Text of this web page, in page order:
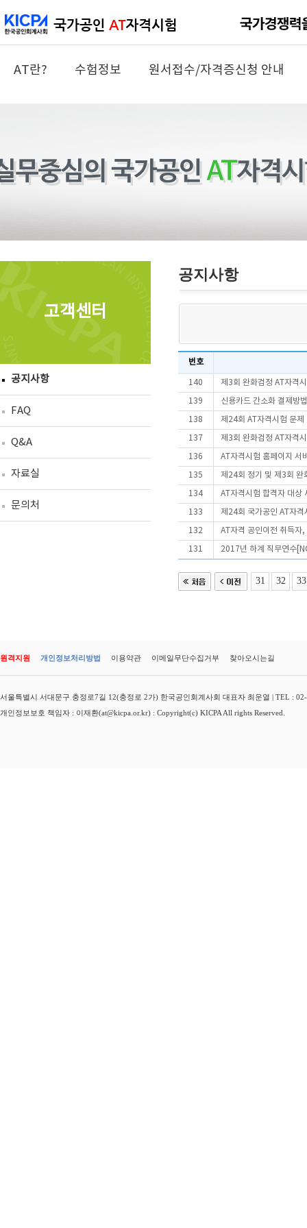
AT란? 수험정보 원서접수/자격증신청 안내
고객센터
공지사항
FAQ
Q&A
자료실
문의처
공지사항
번호
140 제3회 완화검정 AT자격
139 신용카드 간소화 결제방
138 제24회 AT자격시험 문
137 제3회 완화검정 AT자격
136 AT자격시험 홈페이지 서
135 제24회 정기 및 제3회 완
134 AT자격시험 합격자 대상
133 제24회 국가공인 AT자격
132 AT자격 공인이전 취득자
131 2017년 하계 직무연수
31 32 33
원격지원 개인정보처리방법 이용약관 이메일무단수집거부 찾아오시는길
서울특별시 서대문구 충정로7길 12(충정로 2가) 한국공인회계사회 대표자 최운열 | TEL :
개인정보보호 책임자 : 이재환(at@kicpa.or.kr) : Copyright(c) KICPA All rights Reserved.